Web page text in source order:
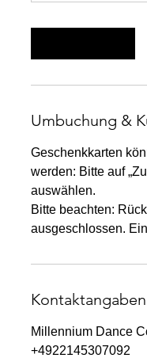
Umbuchung &
Geschenkkarten
werden: Bitte auf
auswählen.
Bitte beachten:
ausgeschlossen.
Kontaktangaben
Millennium Dance
+4922145307092